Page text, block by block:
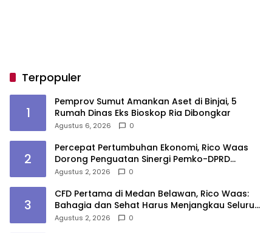
Terpopuler
1
Pemprov Sumut Amankan Aset di Binjai, 5
Rumah Dinas Eks Bioskop Ria Dibongkar
Agustus 6, 2026 0
2
Percepat Pertumbuhan Ekonomi, Rico Waas
Dorong Penguatan Sinergi Pemko-DPRD
Medan
Agustus 2, 2026 0
3
CFD Pertama di Medan Belawan, Rico Waas:
Bahagia dan Sehat Harus Menjangkau Seluruh
Sudut Kota Medan
Agustus 2, 2026 0